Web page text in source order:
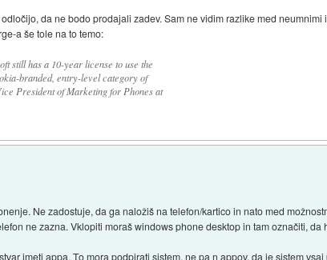
da ne bodo prodajali zadev. Sam ne vidim razlike med neumnimi
a še tole na to temo:
still has a 10-year license to use the
branded, entry-level category of
President of Marketing for Phones at
Ne zadostuje, da ga naložiš na telefon/kartico in nato med
ne zazna. Vklopiti moraš windows phone desktop in tam označiti, da
imeti appa. To mora podpirati sistem, ne pa n appov, da je sistem